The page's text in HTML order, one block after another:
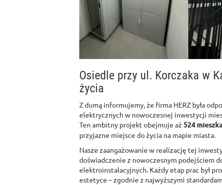
Osiedle przy ul. Korczaka w
życia
Z dumą informujemy, że firma HERZ była
elektrycznych w nowoczesnej inwestycji
Ten ambitny projekt obejmuje aż 524
przyjazne miejsce do życia na mapie miasta.
Nasze zaangażowanie w realizację tej
doświadczenie z nowoczesnym podejściem
elektroinstalacyjnych. Każdy etap prac był
estetyce – zgodnie z najwyższymi